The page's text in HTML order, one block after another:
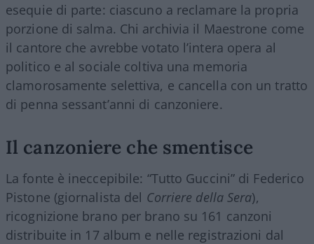
esequie di parte: ciascuno a reclamare la propria
porzione di salma. Chi archivia il Maestrone come
il cantore che avrebbe votato l’intera opera al
politico e al sociale coltiva una memoria
clamorosamente selettiva, e cancella con un tratto
di penna sessant’anni di canzoniere.
Il canzoniere che smentisce
La fonte è ineccepibile: “Tutto Guccini” di Federico
Pistone (giornalista del Corriere della Sera),
ricognizione brano per brano su 161 canzoni
distribuite in 17 album e nelle registrazioni dal